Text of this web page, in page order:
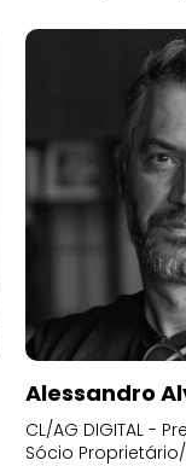
Alessandro
CL/AG DIGITAL -
Sócio